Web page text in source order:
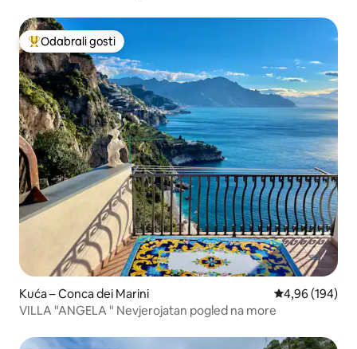
Među najviše rangiranima s oznakom „Odabrali gosti”
Odabrali gosti
Kuća – Conca dei Marini Prosječna
4,96 (194)
VILLA "ANGELA " Nevjerojatan pogled na more